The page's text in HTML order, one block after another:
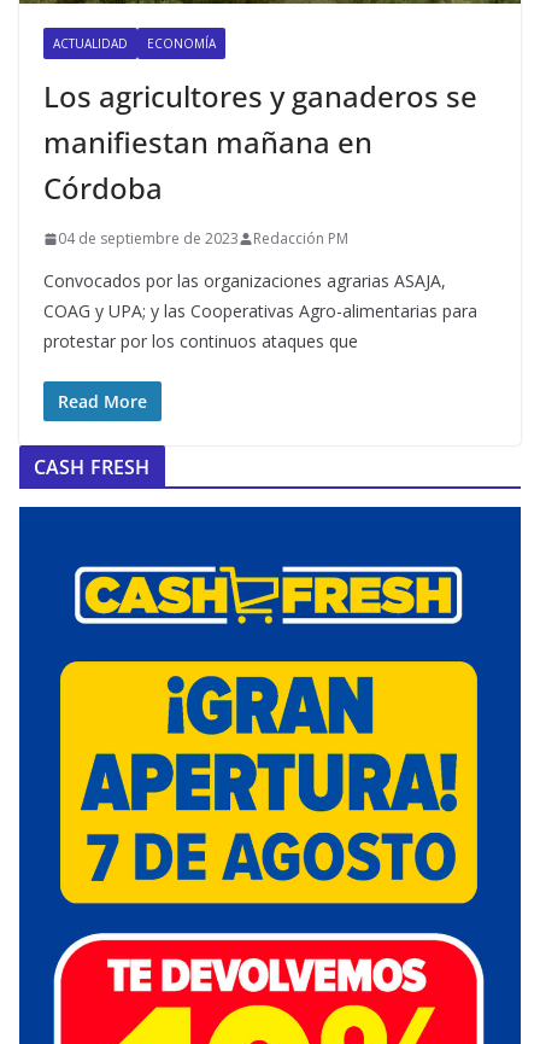
ACTUALIDAD ECONOMÍA
Los agricultores y ganaderos se
manifiestan mañana en
Córdoba
04 de septiembre de 2023 Redacción PM
Convocados por las organizaciones agrarias ASAJA,
COAG y UPA; y las Cooperativas Agro-alimentarias para
protestar por los continuos ataques que
Read More
CASH FRESH